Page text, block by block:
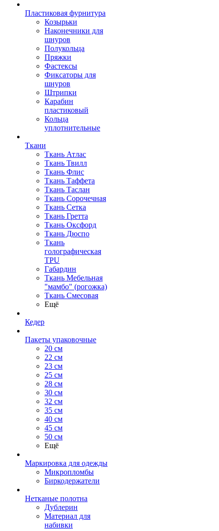
Пластиковая фурнитура
Козырьки
Наконечники для
шнуров
Полукольца
Пряжки
Фастексы
Фиксаторы для
шнуров
Штрипки
Карабин
пластиковый
Кольца
уплотнительные
Ткани
Ткань Атлас
Ткань Твилл
Ткань Флис
Ткань Таффета
Ткань Таслан
Ткань Сорочечная
Ткань Сетка
Ткань Гретта
Ткань Оксфорд
Ткань Дюспо
Ткань
голографическая
TPU
Габардин
Ткань Мебельная
"мамбо" (рогожка)
Ткань Смесовая
Ещё
Кедер
Пакеты упаковочные
20 см
22 см
23 см
25 см
28 см
30 см
32 см
35 см
40 см
45 см
50 см
Ещё
Маркировка для одежды
Микропломбы
Биркодержатели
Нетканые полотна
Дублерин
Материал для
набивки